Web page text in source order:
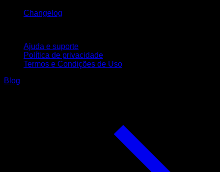
Changelog
Ajuda e suporte
Política de privacidade
Termos e Condições de Uso
Blog